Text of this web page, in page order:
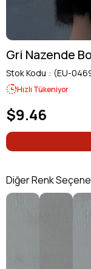
Gri Nazende
Stok Kodu (EU-
Hızlı Tükeniyor
$9.46
Diğer Renk